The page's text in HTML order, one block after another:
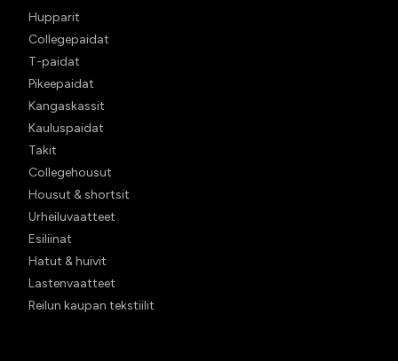
Hupparit
Collegepaidat
T-paidat
Pikeepaidat
Kangaskassit
Kauluspaidat
Takit
Collegehousut
Housut & shortsit
Urheiluvaatteet
Esiliinat
Hatut & huivit
Lastenvaatteet
Reilun kaupan tekstiilit